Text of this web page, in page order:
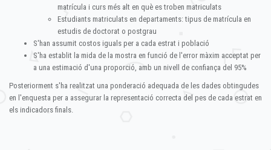
matrícula i curs més alt en què es troben matriculats
Estudiants matriculats en departaments: tipus de matrícula en
estudis de doctorat o postgrau
S'han assumit costos iguals per a cada estrat i població
S'ha establit la mida de la mostra en funció de l'error màxim acceptat per
a una estimació d'una proporció, amb un nivell de confiança del 95%
Posteriorment s'ha realitzat una ponderació adequada de les dades obtingudes
en l'enquesta per a assegurar la representació correcta del pes de cada estrat en
els indicadors finals.